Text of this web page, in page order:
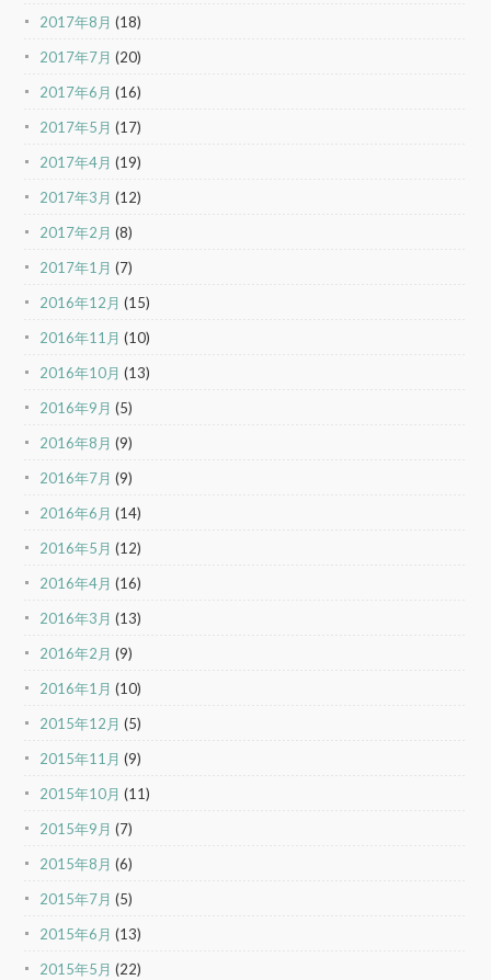
2017年8月 (18)
2017年7月 (20)
2017年6月 (16)
2017年5月 (17)
2017年4月 (19)
2017年3月 (12)
2017年2月 (8)
2017年1月 (7)
2016年12月 (15)
2016年11月 (10)
2016年10月 (13)
2016年9月 (5)
2016年8月 (9)
2016年7月 (9)
2016年6月 (14)
2016年5月 (12)
2016年4月 (16)
2016年3月 (13)
2016年2月 (9)
2016年1月 (10)
2015年12月 (5)
2015年11月 (9)
2015年10月 (11)
2015年9月 (7)
2015年8月 (6)
2015年7月 (5)
2015年6月 (13)
2015年5月 (22)